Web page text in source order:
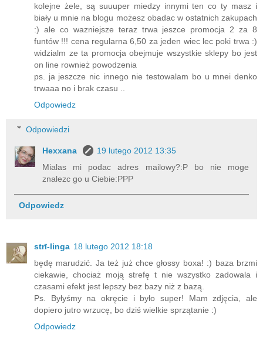
kolejne żele, są suuuper miedzy innymi ten co ty masz i
biały u mnie na blogu możesz obadac w ostatnich zakupach
:) ale co wazniejsze teraz trwa jeszce promocja 2 za 8
funtów !!! cena regularna 6,50 za jeden wiec lec poki trwa :)
widzialm ze ta promocja obejmuje wszystkie sklepy bo jest
on line rownież powodzenia
ps. ja jeszcze nic innego nie testowalam bo u mnei denko
trwaaa no i brak czasu ..
Odpowiedz
Odpowiedzi
Hexxana
19 lutego 2012 13:35
Mialas mi podac adres mailowy?:P bo nie moge
znalezc go u Ciebie:PPP
Odpowiedz
strī-linga 18 lutego 2012 18:18
będę marudzić. Ja też już chce głossy boxa! :) baza brzmi
ciekawie, chociaż moją strefę t nie wszystko zadowala i
czasami efekt jest lepszy bez bazy niż z bazą.
Ps. Byłyśmy na okręcie i było super! Mam zdjęcia, ale
dopiero jutro wrzucę, bo dziś wielkie sprzątanie :)
Odpowiedz